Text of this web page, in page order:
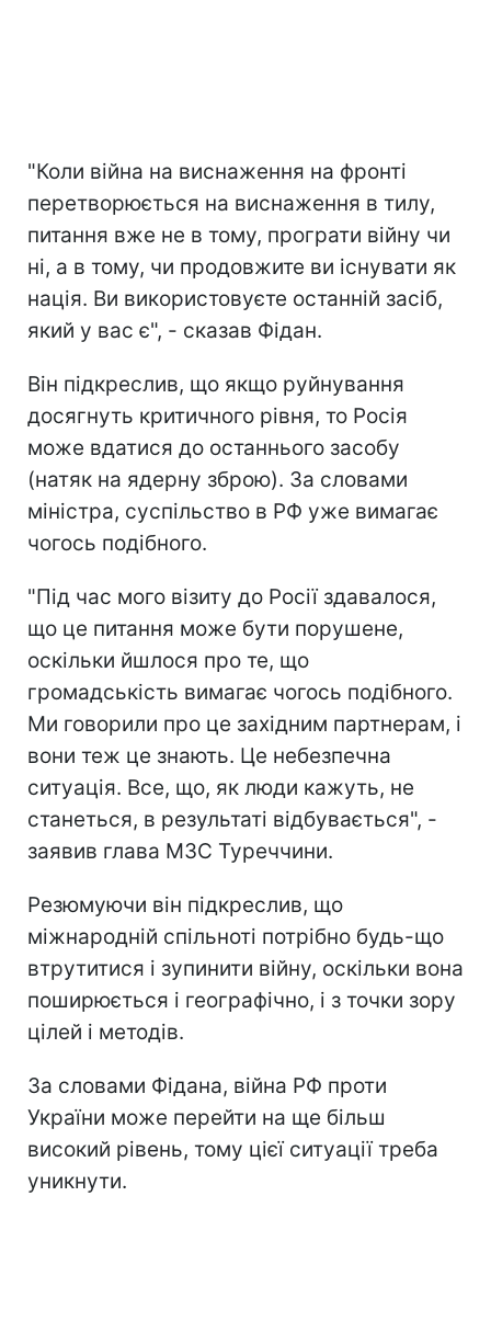
"Коли війна на виснаження на фронті
перетворюється на виснаження в тилу,
питання вже не в тому, програти війну чи
ні, а в тому, чи продовжите ви існувати як
нація. Ви використовуєте останній засіб,
який у вас є", - сказав Фідан.
Він підкреслив, що якщо руйнування
досягнуть критичного рівня, то Росія
може вдатися до останнього засобу
(натяк на ядерну зброю). За словами
міністра, суспільство в РФ уже вимагає
чогось подібного.
"Під час мого візиту до Росії здавалося,
що це питання може бути порушене,
оскільки йшлося про те, що
громадськість вимагає чогось подібного.
Ми говорили про це західним партнерам, і
вони теж це знають. Це небезпечна
ситуація. Все, що, як люди кажуть, не
станеться, в результаті відбувається", -
заявив глава МЗС Туреччини.
Резюмуючи він підкреслив, що
міжнародній спільноті потрібно будь-що
втрутитися і зупинити війну, оскільки вона
поширюється і географічно, і з точки зору
цілей і методів.
За словами Фідана, війна РФ проти
України може перейти на ще більш
високий рівень, тому цієї ситуації треба
уникнути.